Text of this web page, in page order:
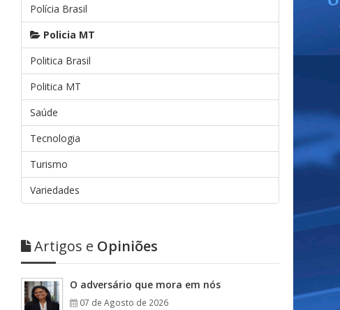
Polícia Brasil
Policia MT
Politica Brasil
Politica MT
Saúde
Tecnologia
Turismo
Variedades
Artigos e Opiniões
O adversário que mora em nós
07 de Agosto de 2026